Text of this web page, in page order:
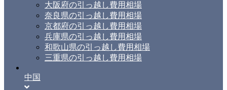
大阪府の引っ越し費用相場
奈良県の引っ越し費用相場
京都府の引っ越し費用相場
兵庫県の引っ越し費用相場
和歌山県の引っ越し費用相場
三重県の引っ越し費用相場
中国